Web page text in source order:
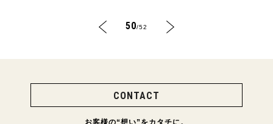
50/52
CONTACT